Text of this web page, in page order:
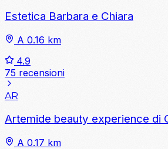
Estetica Barbara e Chiara
A 0.16 km
4.9
75 recensioni
AR
Artemide beauty experience di
A 0.17 km